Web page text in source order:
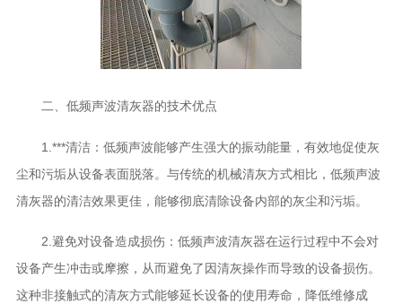
二、低频声波清灰器的技术优点
1.***清洁：低频声波能够产生强大的振动能量，有效地促使灰
尘和污垢从设备表面脱落。与传统的机械清灰方式相比，低频声波
清灰器的清洁效果更佳，能够彻底清除设备内部的灰尘和污垢。
2.避免对设备造成损伤：低频声波清灰器在运行过程中不会对
设备产生冲击或摩擦，从而避免了因清灰操作而导致的设备损伤。
这种非接触式的清灰方式能够延长设备的使用寿命，降低维修成